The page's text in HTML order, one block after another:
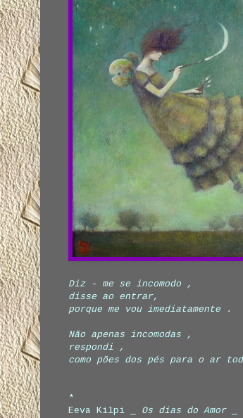
Diz - me se incomodo ,
disse ao entrar,
porque me vou imediatamente .
Não apenas incomodas ,
respondi ,
como pões dos pés para o ar
*
Eeva Kilpi _ Os dias do Amor_